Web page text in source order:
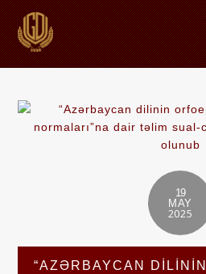
19
MAY
2025
“AZƏRBAYCAN